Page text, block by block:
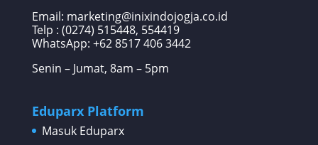
Email: marketing@inixindojogja.co.id
Telp : (0274) 515448, 554419
WhatsApp: +62 8517 406 3442
Senin – Jumat, 8am – 5pm
Eduparx Platform
Masuk Eduparx